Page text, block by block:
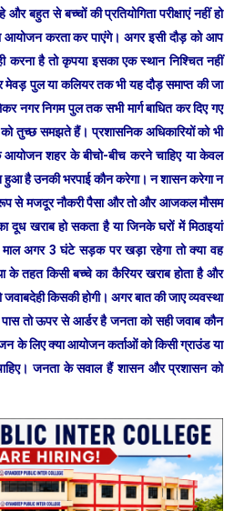
और बहुत से बच्चों की प्रतियोगिता परीक्षाएं नहीं हो
आयोजन करता कर पाएंगे। अगर इसी दौड़ को आप
करना है तो कृपया इसका एक स्थान निश्चित नहीं
मेवड़ पुल या कलियर तक भी यह दौड़ समाप्त की जा
नगर निगम पुल तक सभी मार्ग बाधित कर दिए गए
तुच्छ समझते हैं। प्रशासनिक अधिकारियों को भी
आयोजन शहर के बीचो-बीच करने चाहिए या केवल
हुआ है उनकी भरपाई कौन करेगा। न शासन करेगा न
से मजदूर नौकरी पैसा और तो और आजकल मौसम
दूध खराब हो सकता है या जिनके घरों में मिठाइयां
अगर 3 घंटे सड़क पर खड़ा रहेगा तो क्या वह
के तहत किसी बच्चे का कैरियर खराब होता है और
किसकी होगी। अगर बात की जाए व्यवस्था
पास तो ऊपर से आर्डर है जनता को सही जवाब कौन
के लिए क्या आयोजन कर्ताओं को किसी ग्राउंड या
जनता के सवाल हैं शासन और प्रशासन को